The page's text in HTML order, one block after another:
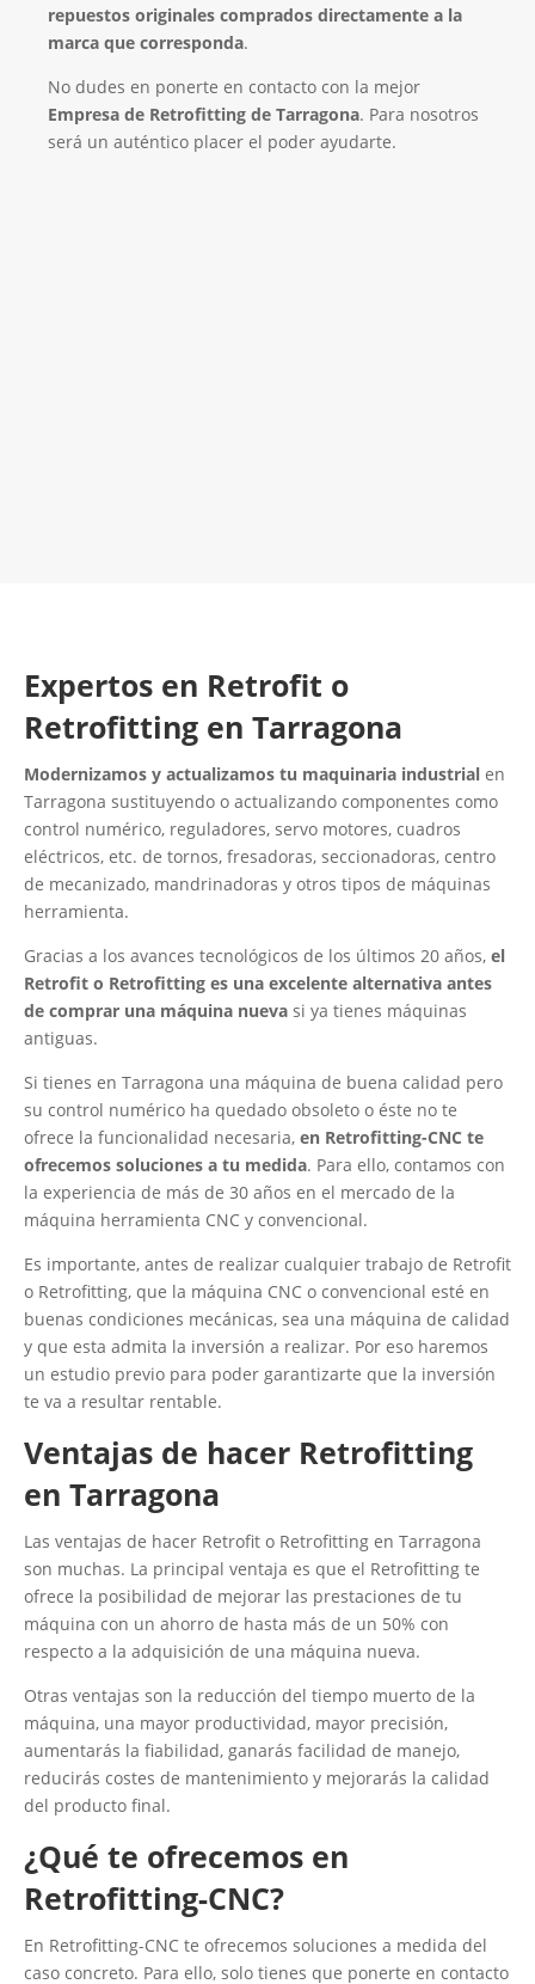
repuestos originales comprados directamente a la
marca que corresponda.
No dudes en ponerte en contacto con la mejor
Empresa de Retrofitting de Tarragona. Para nosotros
será un auténtico placer el poder ayudarte.
Expertos en Retrofit o
Retrofitting en Tarragona
Modernizamos y actualizamos tu maquinaria industrial en
Tarragona sustituyendo o actualizando componentes como
control numérico, reguladores, servo motores, cuadros
eléctricos, etc. de tornos, fresadoras, seccionadoras, centro
de mecanizado, mandrinadoras y otros tipos de máquinas
herramienta.
Gracias a los avances tecnológicos de los últimos 20 años, el
Retrofit o Retrofitting es una excelente alternativa antes
de comprar una máquina nueva si ya tienes máquinas
antiguas.
Si tienes en Tarragona una máquina de buena calidad pero
su control numérico ha quedado obsoleto o éste no te
ofrece la funcionalidad necesaria, en Retrofitting-CNC te
ofrecemos soluciones a tu medida. Para ello, contamos con
la experiencia de más de 30 años en el mercado de la
máquina herramienta CNC y convencional.
Es importante, antes de realizar cualquier trabajo de Retrofit
o Retrofitting, que la máquina CNC o convencional esté en
buenas condiciones mecánicas, sea una máquina de calidad
y que esta admita la inversión a realizar. Por eso haremos
un estudio previo para poder garantizarte que la inversión
te va a resultar rentable.
Ventajas de hacer Retrofitting
en Tarragona
Las ventajas de hacer Retrofit o Retrofitting en Tarragona
son muchas. La principal ventaja es que el Retrofitting te
ofrece la posibilidad de mejorar las prestaciones de tu
máquina con un ahorro de hasta más de un 50% con
respecto a la adquisición de una máquina nueva.
Otras ventajas son la reducción del tiempo muerto de la
máquina, una mayor productividad, mayor precisión,
aumentarás la fiabilidad, ganarás facilidad de manejo,
reducirás costes de mantenimiento y mejorarás la calidad
del producto final.
¿Qué te ofrecemos en
Retrofitting-CNC?
En Retrofitting-CNC te ofrecemos soluciones a medida del
caso concreto. Para ello, solo tienes que ponerte en contacto